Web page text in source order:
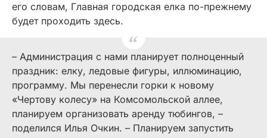
его словам, Главная городская елка по-прежнему
будет проходить здесь.
– Администрация с нами планирует полноценный
праздник: елку, ледовые фигуры, иллюминацию,
программу. Мы перенесли горки к новому
«Чертову колесу» на Комсомольской аллее,
планируем организовать аренду тюбингов, –
поделился Илья Очкин. – Планируем запустить